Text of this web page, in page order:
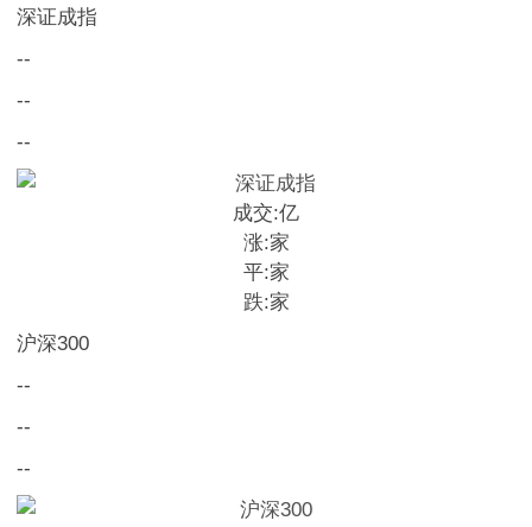
深证成指
--
--
--
成交:亿
涨:家
平:家
跌:家
沪深300
--
--
--